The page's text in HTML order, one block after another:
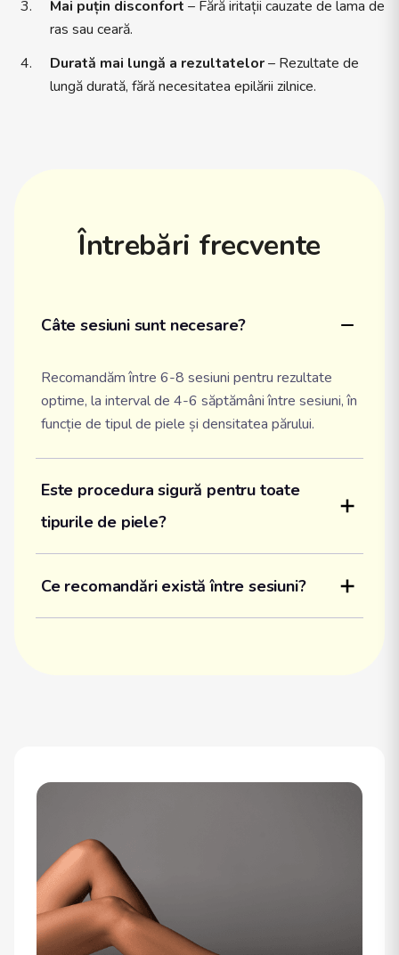
Mai puțin disconfort – Fără iritații cauzate de lama de
ras sau ceară.
Durată mai lungă a rezultatelor– Rezultate de
lungă durată, fără necesitatea epilării zilnice.
Întrebări frecvente
Câte sesiuni sunt necesare?
Recomandăm între 6-8 sesiuni pentru rezultate
optime, la interval de 4-6 săptămâni între sesiuni, în
funcție de tipul de piele și densitatea părului.
Este procedura sigură pentru toate
tipurile de piele?
Ce recomandări există între sesiuni?